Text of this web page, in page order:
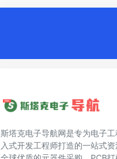
斯塔克电子导航网是专为电子
入式开发工程师打造的一站式